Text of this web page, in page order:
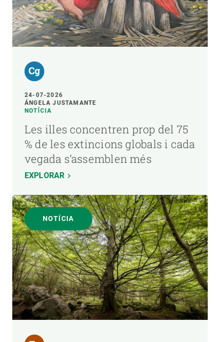
24-07-2026
ÁNGELA JUSTAMANTE
NOTÍCIA
Les illes concentren prop del 75
% de les extincions globals i cada
vegada s’assemblen més
EXPLORAR
NOTÍCIA